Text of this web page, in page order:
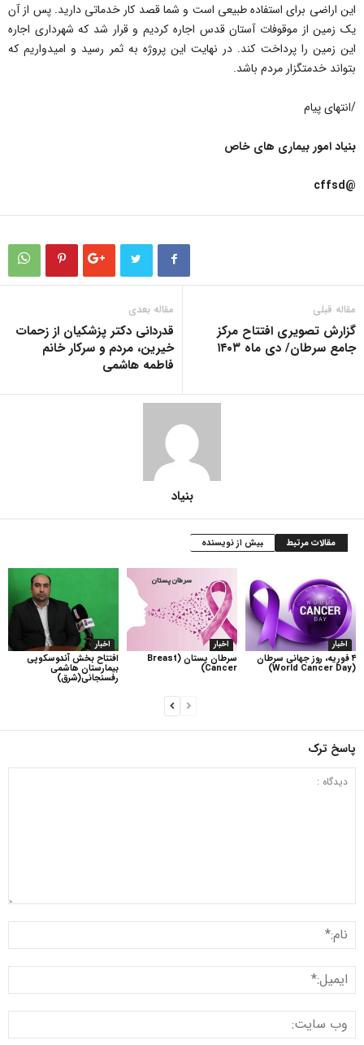
این اراضی برای استفاده طبیعی است و شما قصد کار خدماتی دارید. پس از آن
یک زمین از موقوفات آستان قدس اجاره کردیم و قرار شد که شهرداری اجاره
این زمین را پرداخت کند. در نهایت این پروژه به ثمر رسید و امیدواریم که
بتواند خدمتگزار مردم باشد.
/انتهای پیام
بنیاد امور بیماری های خاص
@cffsd
مقاله قبلی
گزارش تصویری افتتاح مرکز
جامع سرطان/ دی ماه ۱۴۰۳
مقاله بعدی
قدردانی دکتر پزشکیان از زحمات
خیرین، مردم و سرکار خانم
فاطمه هاشمی
بنیاد
مقالات مرتبط بیش از نویسنده
اخبار
افتتاح بخش آندوسکوپی
بیمارستان هاشمی
رفسنجانی(شرق)
اخبار
سرطان پستان (Breast
Cancer)
اخبار
۴ فوریه، روز جهانی سرطان
(World Cancer Day)
پاسخ ترک